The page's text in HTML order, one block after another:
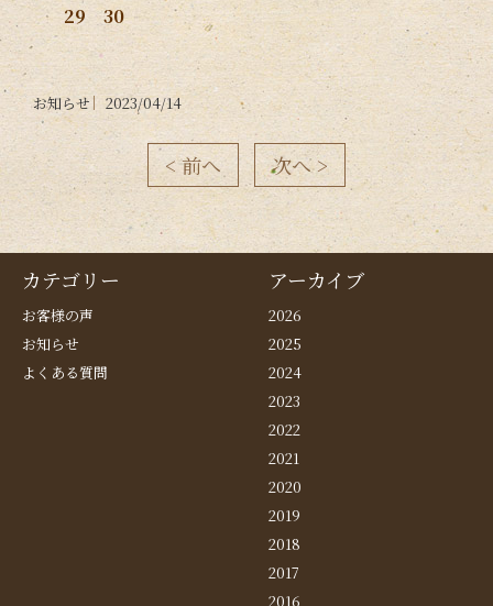
29 30
お知らせ 2023/04/14
< 前へ 次へ >
カテゴリー
お客様の声
お知らせ
よくある質問
アーカイブ
2026
2025
2024
2023
2022
2021
2020
2019
2018
2017
2016